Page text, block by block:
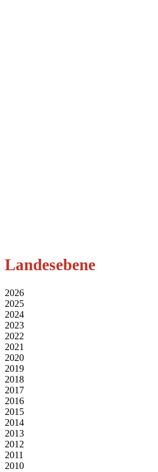
Landesebene
2026
2025
2024
2023
2022
2021
2020
2019
2018
2017
2016
2015
2014
2013
2012
2011
2010